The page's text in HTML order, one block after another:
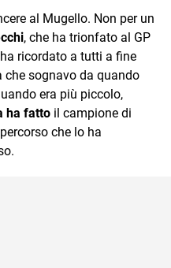
al Mugello. Non per un
, che ha trionfato al GP
ricordato a tutti a fine
che sognavo da quando
era più piccolo,
ha fatto il campione di
che lo ha